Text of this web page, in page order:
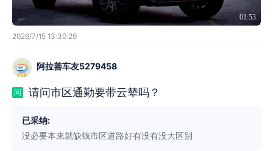
01:53
2026/7/15 13:30:29
阿拉善车友5279458
问 请问市区通勤要带云辇吗？
已采纳:
没必要本来就缺钱市区道路好有没有没大区别